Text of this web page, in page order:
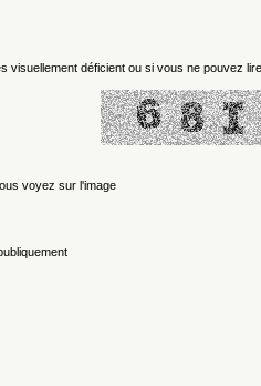
visuellement déficient ou si vous ne pouvez
voyez sur l'image